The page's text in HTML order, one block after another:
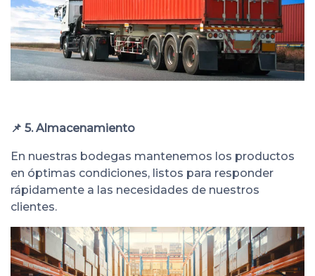
📌 5. Almacenamiento
En nuestras bodegas mantenemos los productos
en óptimas condiciones, listos para responder
rápidamente a las necesidades de nuestros
clientes.